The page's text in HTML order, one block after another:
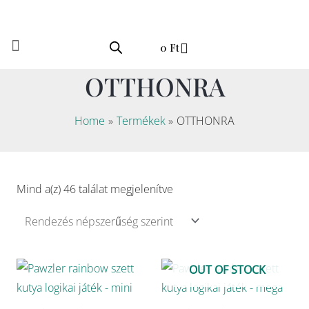
content
0 FtKosár
OTTHONRA
Home Termékek OTTHONRA
Mind a(z) 46 találat megjelenítve
OUT OF STOCK